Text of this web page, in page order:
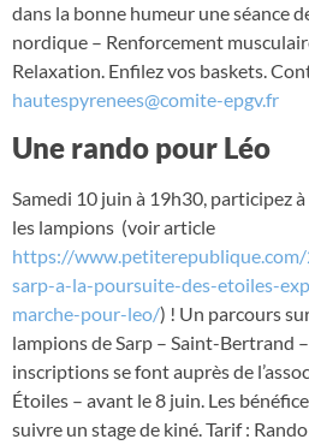
dans la bonne humeur une séance
nordique – Renforcement
Relaxation. Enfilez vos baskets.
hautespyrenees@comite-epgv.fr
Une rando pour Léo
Samedi 10 juin à 19h30, participez
les lampions (voir article
https://
sarp-a-la-poursuite-des-etoiles-
marche-pour-leo/) ! Un parcours
lampions de Sarp – Saint-Bertrand
inscriptions se font auprès de
Étoiles – avant le 8 juin. Les
suivre un stage de kiné. Tarif :